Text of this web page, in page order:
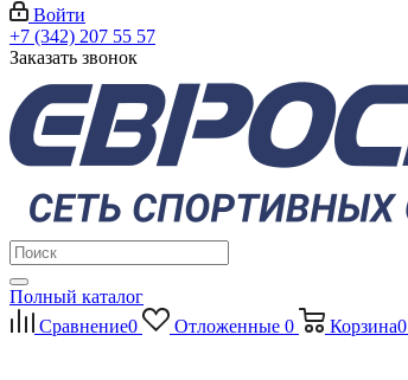
Войти
+7 (342) 207 55 57
Заказать звонок
Полный каталог
Сравнение0 Отложенные 0 Корзина0